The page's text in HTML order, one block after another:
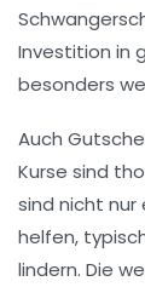
Investition in
besonders
Auch
Kurse sind
sind nicht
helfen,
lindern. Die